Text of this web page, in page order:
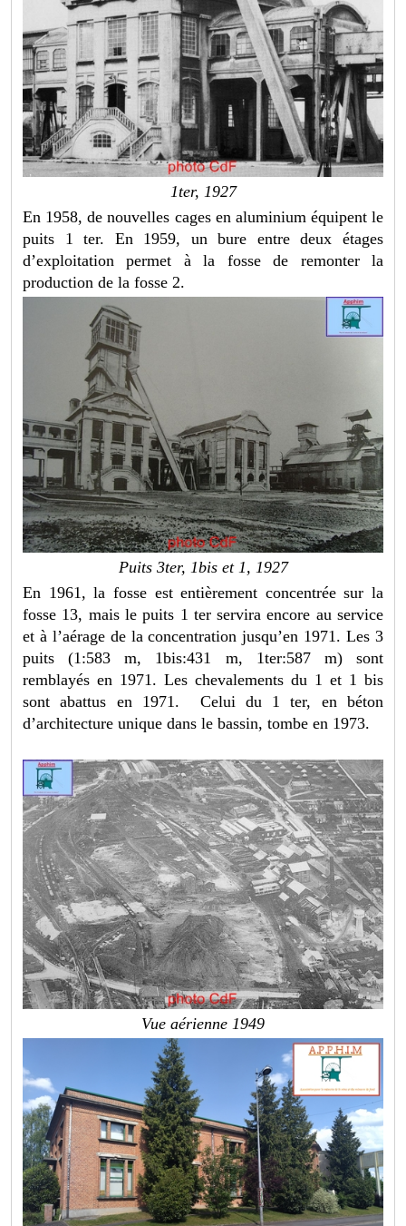
1ter, 1927
En 1958, de nouvelles cages en aluminium équipent le
puits 1 ter. En 1959, un bure entre deux étages
d’exploitation permet à la fosse de remonter la
production de la fosse 2.
Puits 3ter, 1bis et 1, 1927
En 1961, la fosse est entièrement concentrée sur la
fosse 13, mais le puits 1 ter servira encore au service
et à l’aérage de la concentration jusqu’en 1971. Les 3
puits (1:583 m, 1bis:431 m, 1ter:587 m) sont
remblayés en 1971. Les chevalements du 1 et 1 bis
sont abattus en 1971. Celui du 1 ter, en béton
d’architecture unique dans le bassin, tombe en 1973.
Vue aérienne 1949